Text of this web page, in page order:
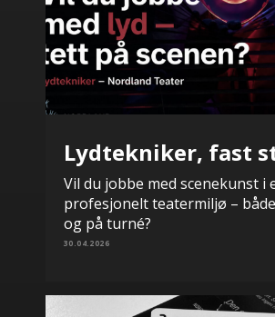
Lydtekniker, fast
Vil du jobbe med scenekunst i
profesjonelt teatermiljø –
og på turné?
30.04.2026